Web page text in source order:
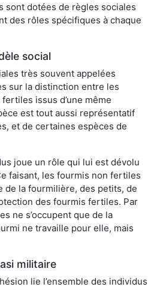
sont dotées de règles sociales
des rôles spécifiques à chaque
social
très souvent appelées
sur la distinction entre les
issus d’une même
est tout aussi représentatif
et de certaines espèces de
joue un rôle qui lui est dévolu
faisant, les fourmis non fertiles
de la fourmilière, des petits, de
des fourmis fertiles. Par
ne s’occupent que de la
ne travaille pour elle, mais
militaire
lie l’ensemble des individus